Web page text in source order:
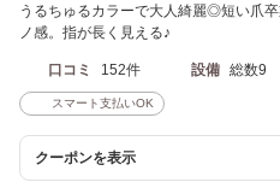
うるちゅるカラーで大人綺麗◎短い爪
ノ感。指が長く見える♪
口コミ 152件 設備 総数9
スマート支払いOK
クーポンを表示